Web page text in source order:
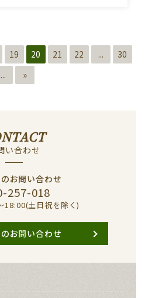
19 20 21 22 ...
30
...
»
い合わせ
お問い合わせ
257-018
18:00(土日祝を除く)
お問い合わせ